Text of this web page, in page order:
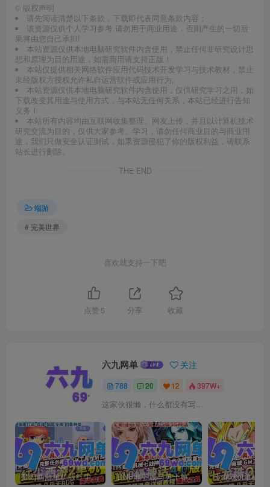
© 版权声明
请先阅读清楚以下条款，下载即代表同意条款内容：
该资源仅供个人学习参考,请勿用于商业用途，否则产生的一切后
果将由您自己承担!
本站资源仅供本地电脑研究软件内含使用，禁止任何非研究设计思
想和原理为目的用途，如需商用请支持正版！
本站仅提供相关网络软件应用代码技术开发学习与技术教材，禁止
未经版权方授权允许私自运营软件或应用行为。
本站资源仅供本地电脑研究软件内含使用，仅供研究学习之用，如
下载改变其用途与使用方式，与本站无任何关系，本站已经进行告知
义务！
本站所有内容均由互联网收集整理、网友上传，并且以计算机技术
研究交流为目的，仅供大家参考、学习，请勿任何商业目的与商业用
途，我们只做安全认证测试，如果资源侵犯了你的版权利益，请联系
站长进行删除。
THE END
端游
# 完美世界
喜欢就支持一下吧
点赞 5 分享 收藏
六九网单 关注
788 20 12 397W+
这家伙很懒，什么都没有写...
梦幻西游单机版红尘西游2微变独家打造龙魂抽奖令牌四象神兽 DNF地下城与勇士单机版110级神话版4.0全主线任务龙之庭院机械七战神实验室